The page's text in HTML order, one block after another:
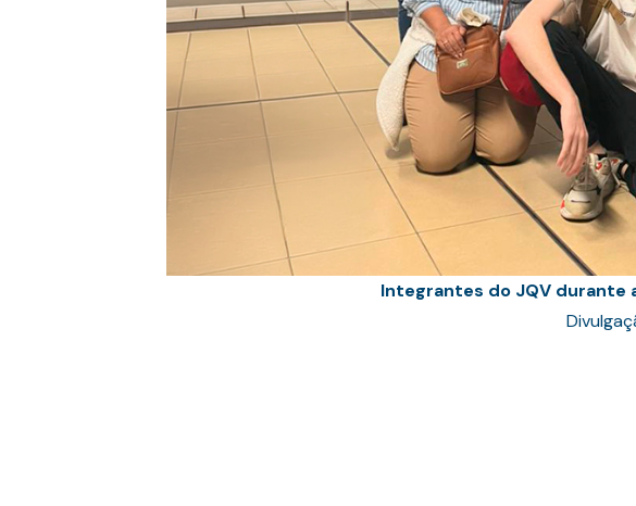
Integrantes do JQV durante